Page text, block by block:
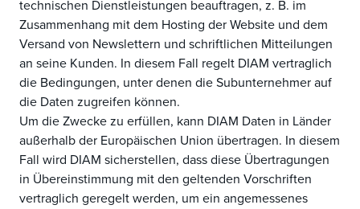
technischen Dienstleistungen beauftragen, z. B. im
Zusammenhang mit dem Hosting der Website und dem
Versand von Newslettern und schriftlichen Mitteilungen
an seine Kunden. In diesem Fall regelt DIAM vertraglich
die Bedingungen, unter denen die Subunternehmer auf
die Daten zugreifen können.
Um die Zwecke zu erfüllen, kann DIAM Daten in Länder
außerhalb der Europäischen Union übertragen. In diesem
Fall wird DIAM sicherstellen, dass diese Übertragungen
in Übereinstimmung mit den geltenden Vorschriften
vertraglich geregelt werden, um ein angemessenes